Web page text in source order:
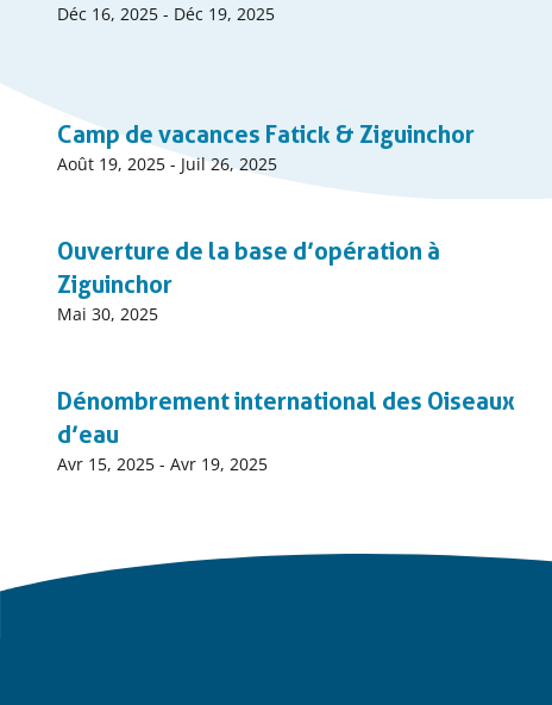
des
Date
Déc 16, 2025 - Déc 19, 2025
Camp de vacances Fatick & Ziguinchor
Date
Août 19, 2025 - Juil 26, 2025
Ouverture de la base d’opération à
Ziguinchor
Date
Mai 30, 2025
Dénombrement international des Oiseaux
d’eau
Date
Avr 15, 2025 - Avr 19, 2025